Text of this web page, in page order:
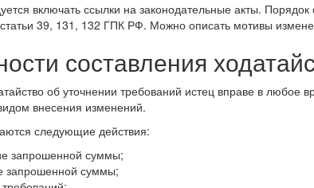
включать ссылки на законодательные акты.
39, 131, 132 ГПК РФ. Можно описать мотивы
составления
об уточнении требований истец вправе в любое
внесения изменений.
следующие действия:
запрошенной суммы;
запрошенной суммы;